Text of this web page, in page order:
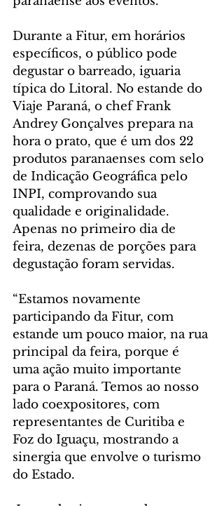
Durante a Fitur, em horários
específicos, o público pode
degustar o barreado, iguaria
típica do Litoral. No estande do
Viaje Paraná, o chef Frank
Andrey Gonçalves prepara na
hora o prato, que é um dos 22
produtos paranaenses com selo
de Indicação Geográfica pelo
INPI, comprovando sua
qualidade e originalidade.
Apenas no primeiro dia de
feira, dezenas de porções para
degustação foram servidas.
“Estamos novamente
participando da Fitur, com
estande um pouco maior, na rua
principal da feira, porque é
uma ação muito importante
para o Paraná. Temos ao nosso
lado coexpositores, com
representantes de Curitiba e
Foz do Iguaçu, mostrando a
sinergia que envolve o turismo
do Estado.